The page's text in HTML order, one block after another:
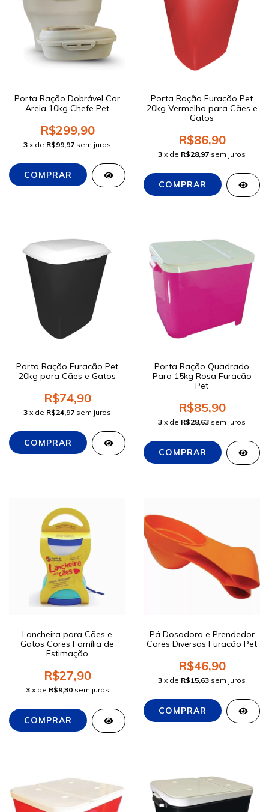
Porta Ração Dobrável Cor
Areia 10kg Chefe Pet
R$299,90
3 x de R$99,97 sem juros
Porta Ração Furacão Pet
20kg Vermelho para Cães e
Gatos
R$86,90
3 x de R$28,97 sem juros
Porta Ração Furacão Pet
20kg para Cães e Gatos
R$74,90
3 x de R$24,97 sem juros
Porta Ração Quadrado
Para 15kg Rosa Furacão
Pet
R$85,90
3 x de R$28,63 sem juros
Lancheira para Cães e
Gatos Cores Família de
Estimação
R$27,90
3 x de R$9,30 sem juros
Pá Dosadora e Prendedor
Cores Diversas Furacão Pet
R$46,90
3 x de R$15,63 sem juros